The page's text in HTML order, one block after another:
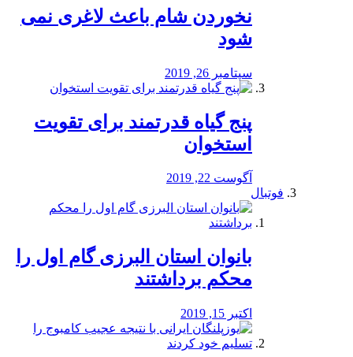
نخوردن شام باعث لاغری نمی
‌شود
سپتامبر 26, 2019
پنج گیاه قدرتمند برای تقویت
استخوان
آگوست 22, 2019
فوتبال
بانوان استان البرزی گام اول را
محكم برداشتند
اکتبر 15, 2019